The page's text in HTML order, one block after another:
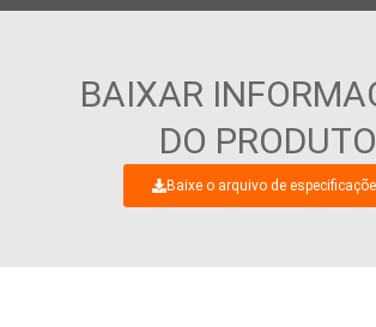
BAIXAR
DO PRODUTO
Baixe o arquivo de